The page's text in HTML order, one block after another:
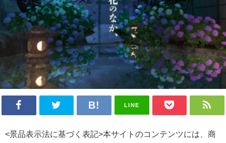
LINE
<景品表示法に基づく表記>本サイトのコンテンツには、商